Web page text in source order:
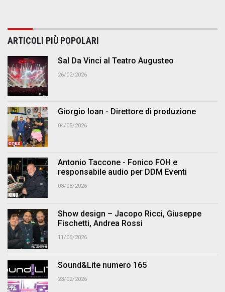
ARTICOLI PIÙ POPOLARI
Sal Da Vinci al Teatro Augusteo
26/02/2026
Giorgio Ioan - Direttore di produzione
04/05/2026
Antonio Taccone - Fonico FOH e
responsabile audio per DDM Eventi
03/08/2026
Show design – Jacopo Ricci, Giuseppe
Fischetti, Andrea Rossi
11/06/2026
Sound&Lite numero 165
23/02/2026